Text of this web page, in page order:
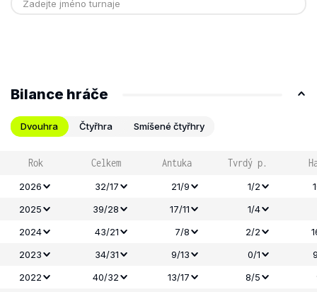
Bilance hráče
Dvouhra Čtyřhra Smíšené čtyřhry
Rok Celkem Antuka Tvrdý p.
2026 32/17 21/9 1/2
2025
39/28 17/11 1/4
2024
43/21 7/8 2/2
2023
34/31 9/13 0/1
2022
40/32 13/17 8/5